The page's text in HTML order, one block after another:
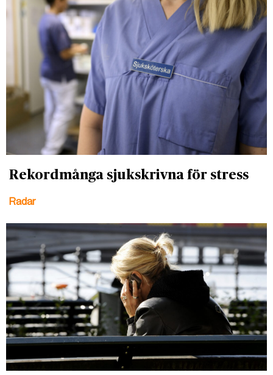
Rekordmånga sjukskrivna för stress
Radar